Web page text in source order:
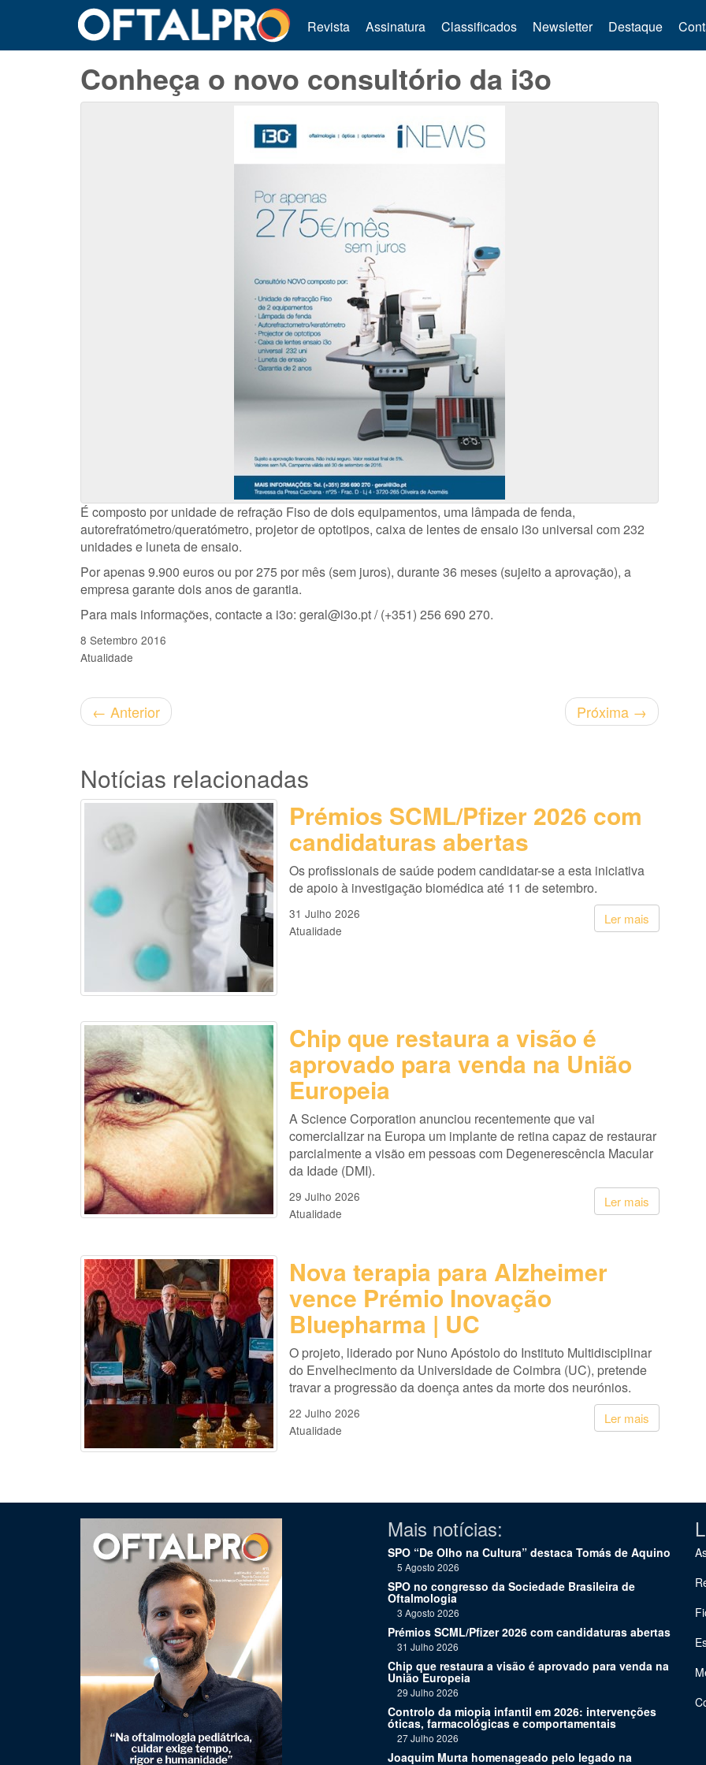
Revista Assinatura Classificados Newsletter Destaque
Conheça o novo consultório da i3o
É composto por unidade de refração Fiso de dois equipamentos, uma lâmpada de fenda,
autorefratómetro/queratómetro, projetor de optotipos, caixa de lentes de ensaio i3o universal com 232
unidades e luneta de ensaio.
Por apenas 9.900 euros ou por 275 por mês (sem juros), durante 36 meses (sujeito a aprovação), a
empresa garante dois anos de garantia.
Para mais informações, contacte a i3o: geral@i3o.pt / (+351) 256 690 270.
8 Setembro 2016
Atualidade
← Anterior Próxima →
Notícias relacionadas
Prémios SCML/Pfizer 2026 com
candidaturas abertas
Os profissionais de saúde podem candidatar-se a esta iniciativa
de apoio à investigação biomédica até 11 de setembro.
Ler mais
31 Julho 2026
Atualidade
Chip que restaura a visão é
aprovado para venda na União
Europeia
A Science Corporation anunciou recentemente que vai
comercializar na Europa um implante de retina capaz de restaurar
parcialmente a visão em pessoas com Degenerescência Macular
da Idade (DMI).
Ler mais
29 Julho 2026
Atualidade
Nova terapia para Alzheimer
vence Prémio Inovação
Bluepharma | UC
O projeto, liderado por Nuno Apóstolo do Instituto Multidisciplinar
do Envelhecimento da Universidade de Coimbra (UC), pretende
travar a progressão da doença antes da morte dos neurónios.
Ler mais
22 Julho 2026
Atualidade
Clique para ler
Mais notícias:
SPO “De Olho na Cultura” destaca Tomás de Aquino
5 Agosto 2026
SPO no congresso da Sociedade Brasileira de
Oftalmologia
3 Agosto 2026
Prémios SCML/Pfizer 2026 com candidaturas abertas
31 Julho 2026
Chip que restaura a visão é aprovado para venda na
União Europeia
29 Julho 2026
Controlo da miopia infantil em 2026: intervenções
óticas, farmacológicas e comportamentais
27 Julho 2026
Joaquim Murta homenageado pelo legado na